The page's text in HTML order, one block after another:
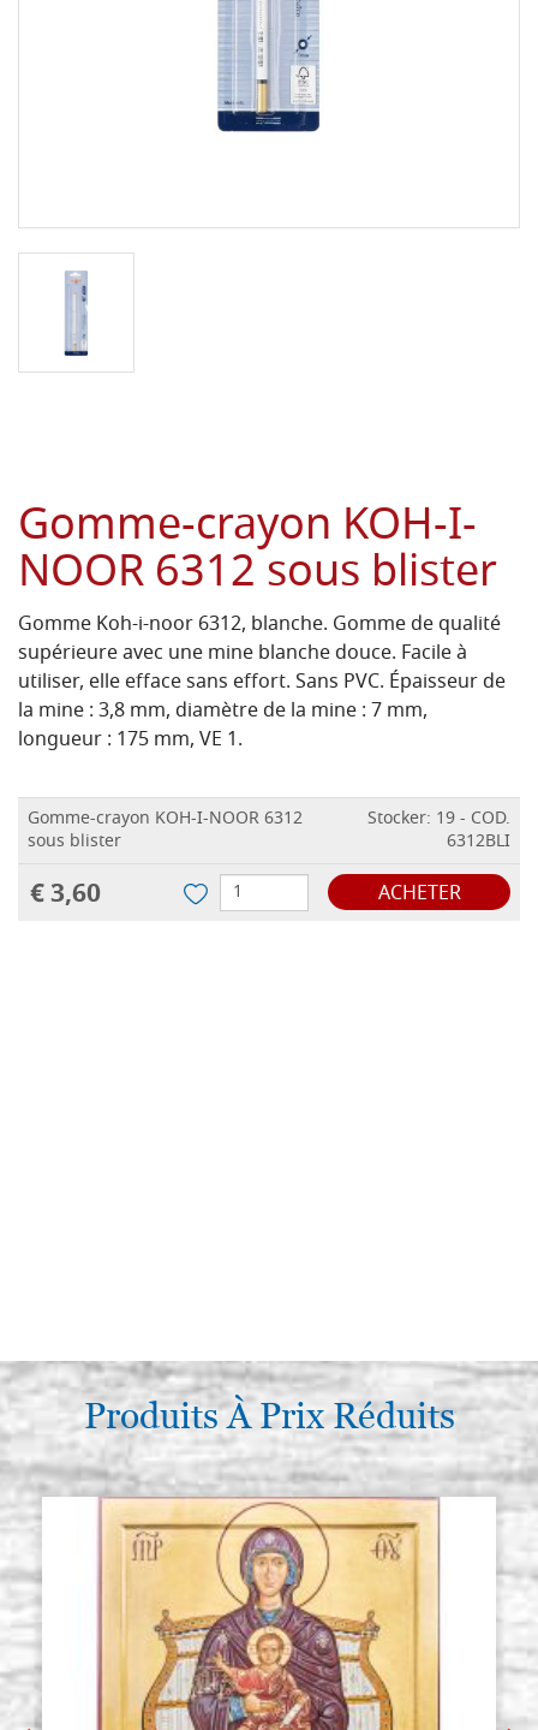
Gomme-crayon KOH-I-
NOOR 6312 sous blister
Gomme Koh-i-noor 6312, blanche. Gomme de qualité
supérieure avec une mine blanche douce. Facile à
utiliser, elle efface sans effort. Sans PVC. Épaisseur de
la mine : 3,8 mm, diamètre de la mine : 7 mm,
longueur : 175 mm, VE 1.
Gomme-crayon KOH-I-NOOR 6312
sous blister
Stocker: 19 - COD.
6312BLI
€ 3,60 ACHETER
Produits À Prix Réduits